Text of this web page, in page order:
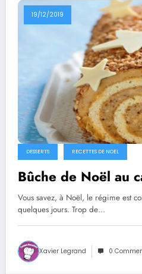
19/12/2019
DESSERTS RECETTES DE NOEL
Bûche de Noël au
Vous savez, à Noël, le régime est
quelques jours. Trop de…
Xavier Legrand 0